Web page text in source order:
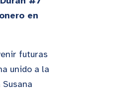
en
futuras
unido a la